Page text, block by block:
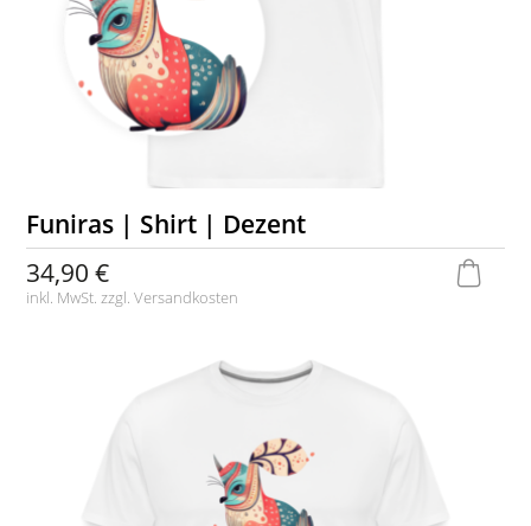
Funiras | Shirt | Dezent
34,90 €
inkl. MwSt. zzgl.Versandkosten